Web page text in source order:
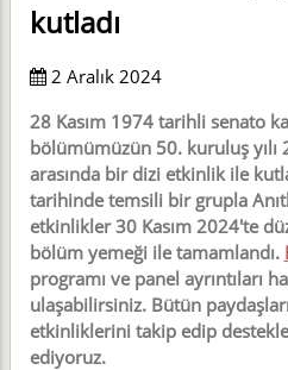
kutladı
2 Aralık 2024
28 Kasım 1974 tarihli senato
bölümümüzün 50. kuruluş yılı
arasında bir dizi etkinlik ile
tarihinde temsili bir grupla
etkinlikler 30 Kasım 2024'te
bölüm yemeği ile tamamlandı.
programı ve panel ayrıntıları
ulaşabilirsiniz. Bütün
etkinliklerini takip edip
ediyoruz.